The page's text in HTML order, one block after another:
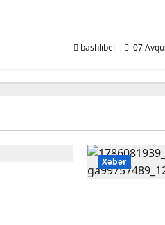
bashlibel 07
Xəbər